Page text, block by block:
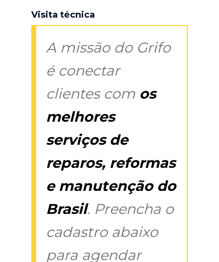
Visita técnica
A missão do Grifo
é conectar
clientes com os
melhores
serviços de
reparos, reformas
e manutenção do
Brasil. Preencha o
cadastro abaixo
para agendar